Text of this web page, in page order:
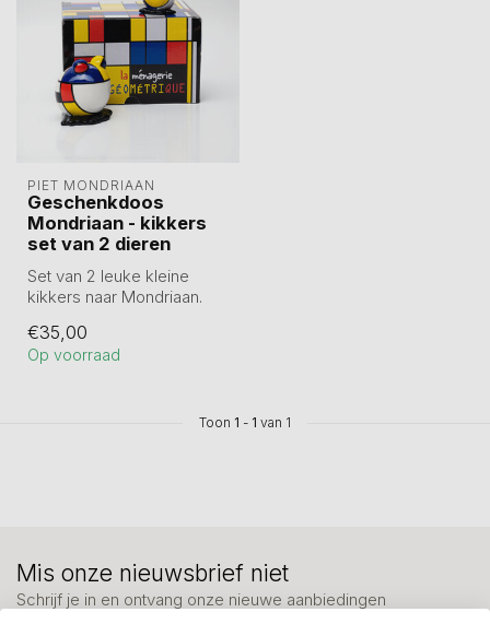
PIET MONDRIAAN
Geschenkdoos
Mondriaan - kikkers
set van 2 dieren
Set van 2 leuke kleine
kikkers naar Mondriaan.
Set van ...
€35,00
Op voorraad
Toon 1 - 1 van 1
Mis onze nieuwsbrief niet
Schrijf je in en ontvang onze nieuwe aanbiedingen